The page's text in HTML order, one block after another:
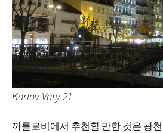
Karlov Vary 21
까를로비에서 추천할 만한 것은 광